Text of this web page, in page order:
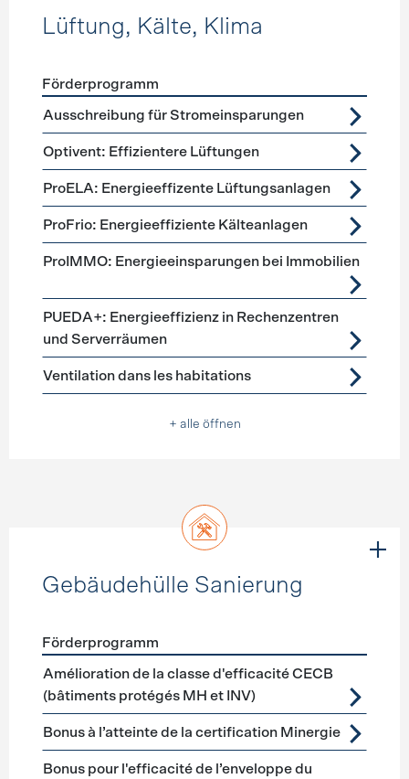
Lüftung, Kälte, Klima
Förderprogramme Lüftung, Kälte, Klima
Förderprogramm
Ausschreibung für Stromeinsparungen
Optivent: Effizientere Lüftungen
ProELA: Energieeffizente Lüftungsanlagen
ProFrio: Energieeffiziente Kälteanlagen
ProIMMO: Energieeinsparungen bei Immobilien
PUEDA+: Energieeffizienz in Rechenzentren
und Serverräumen
Ventilation dans les habitations
+ alle öffnen
Gebäudehülle Sanierung
Förderprogramme Gebäudehülle Sanierung
Förderprogramm
Amélioration de la classe d'efficacité CECB
(bâtiments protégés MH et INV)
Bonus à l’atteinte de la certification Minergie
Bonus pour l'efficacité de l’enveloppe du